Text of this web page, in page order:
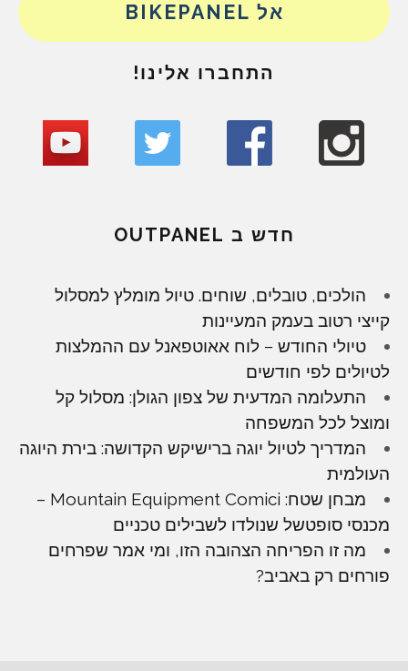
אל BIKEPANEL
התחברו אלינו!
חדש ב OUTPANEL
הולכים, טובלים, שוחים. טיול מומלץ למסלול
קייצי רטוב בעמק המעיינות
טיולי החודש – לוח אאוטפאנל עם ההמלצות
לטיולים לפי חודשים
התעלומה המדעית של צפון הגולן: מסלול קל
ומוצל לכל המשפחה
המדריך לטיול יוגה ברישיקש הקדושה: בירת היוגה
העולמית
מבחן שטח: Mountain Equipment Comici –
מכנסי סופטשל שנולדו לשבילים טכניים
מה זו הפריחה הצהובה הזו, ומי אמר שפרחים
פורחים רק באביב?